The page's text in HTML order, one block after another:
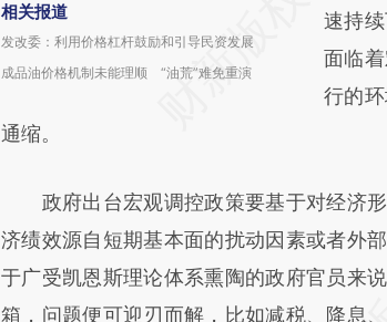
相关报道
发改委：利用价格杠杆鼓励和引导民资发展
成品油价格机制未能理顺 “油荒”难免重演
新观
对和
速持
面临
行的
通缩。
政府出台宏观调控政策要基于对经济形
济绩效源自短期基本面的扰动因素或者外
于广受凯恩斯理论体系熏陶的政府官员来
箱，问题便可迎刃而解，比如减税、降息